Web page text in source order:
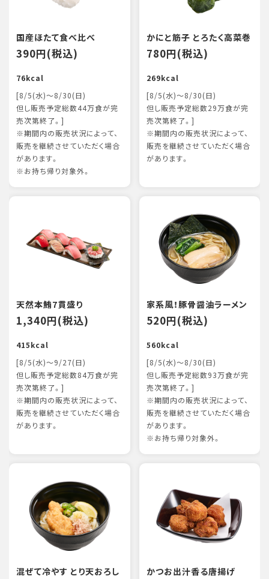
国産ほたて食べ比べ
390円(税込)
76kcal
[8/5(水)～8/30(日)
但し販売予定総数44万食が完
売次第終了。]
※期間内の販売状況によって、
販売を継続させていただく場合
があります。
※お持ち帰り対象外。
かにと筋子 とろたく高菜巻
780円(税込)
269kcal
[8/5(水)～8/30(日)
但し販売予定総数29万食が完
売次第終了。]
※期間内の販売状況によって、
販売を継続させていただく場合
があります。
天然本鮪7貫盛り
1,340円(税込)
415kcal
[8/5(水)～9/27(日)
但し販売予定総数84万食が完
売次第終了。]
※期間内の販売状況によって、
販売を継続させていただく場合
があります。
家系風！豚骨醤油ラーメン
520円(税込)
560kcal
[8/5(水)～8/30(日)
但し販売予定総数93万食が完
売次第終了。]
※期間内の販売状況によって、
販売を継続させていただく場合
があります。
※お持ち帰り対象外。
混ぜて冷やす とり天おろし
かつお出汁香る唐揚げ